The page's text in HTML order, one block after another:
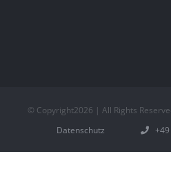
© Copyright2026 | All Rights
Datenschutz